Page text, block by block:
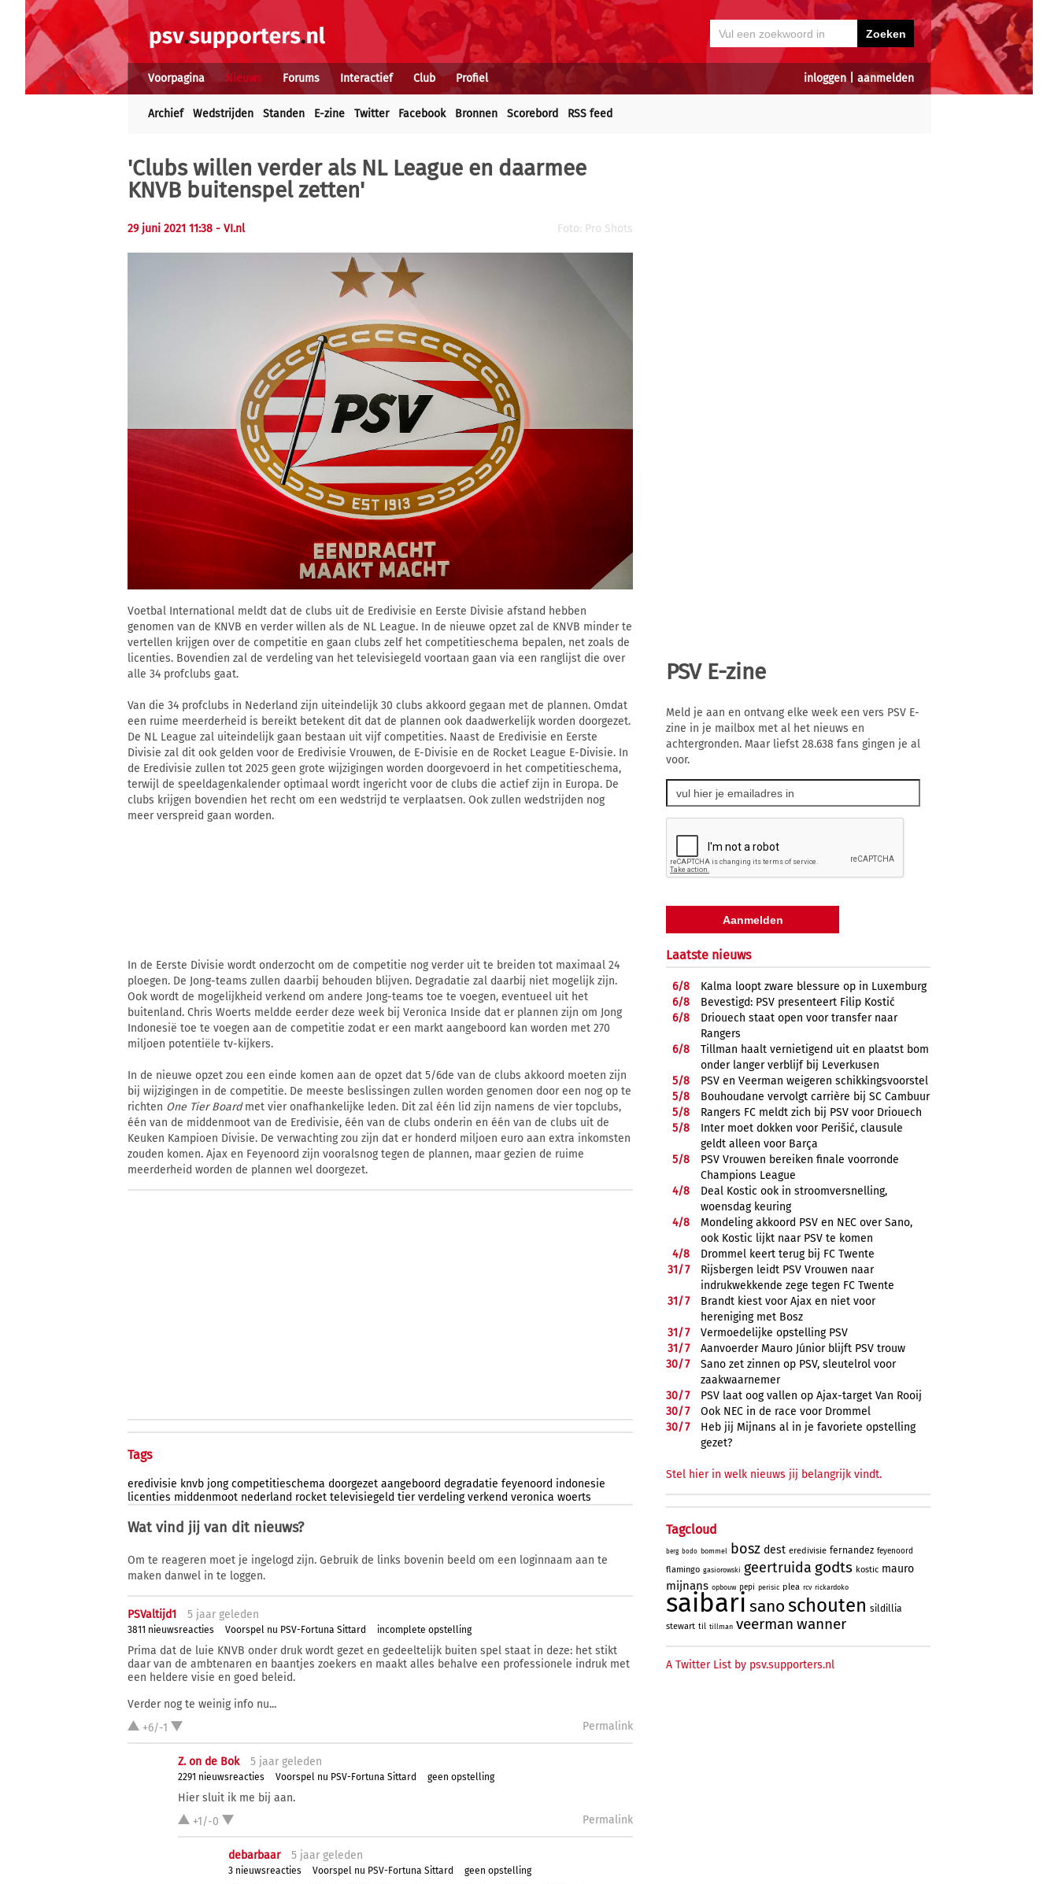
inloggen| aanmelden
Voorpagina Nieuws Forums Interactief Club Profiel
Archief Wedstrijden Standen E-zine Twitter Facebook Bronnen Scorebord RSS feed
'Clubs willen verder als NL League en daarmee
KNVB buitenspel zetten'
29 juni 2021 11:38 - VI.nl Foto: Pro Shots
Voetbal International meldt dat de clubs uit de Eredivisie en Eerste Divisie afstand hebben
genomen van de KNVB en verder willen als de NL League. In de nieuwe opzet zal de KNVB minder te
vertellen krijgen over de competitie en gaan clubs zelf het competitieschema bepalen, net zoals de
licenties. Bovendien zal de verdeling van het televisiegeld voortaan gaan via een ranglijst die over
alle 34 profclubs gaat.
Van die 34 profclubs in Nederland zijn uiteindelijk 30 clubs akkoord gegaan met de plannen. Omdat
een ruime meerderheid is bereikt betekent dit dat de plannen ook daadwerkelijk worden doorgezet.
De NL League zal uiteindelijk gaan bestaan uit vijf competities. Naast de Eredivisie en Eerste
Divisie zal dit ook gelden voor de Eredivisie Vrouwen, de E-Divisie en de Rocket League E-Divisie. In
de Eredivisie zullen tot 2025 geen grote wijzigingen worden doorgevoerd in het competitieschema,
terwijl de speeldagenkalender optimaal wordt ingericht voor de clubs die actief zijn in Europa. De
clubs krijgen bovendien het recht om een wedstrijd te verplaatsen. Ook zullen wedstrijden nog
meer verspreid gaan worden.
In de Eerste Divisie wordt onderzocht om de competitie nog verder uit te breiden tot maximaal 24
ploegen. De Jong-teams zullen daarbij behouden blijven. Degradatie zal daarbij niet mogelijk zijn.
Ook wordt de mogelijkheid verkend om andere Jong-teams toe te voegen, eventueel uit het
buitenland. Chris Woerts meldde eerder deze week bij Veronica Inside dat er plannen zijn om Jong
Indonesië toe te voegen aan de competitie zodat er een markt aangeboord kan worden met 270
miljoen potentiële tv-kijkers.
In de nieuwe opzet zou een einde komen aan de opzet dat 5/6de van de clubs akkoord moeten zijn
bij wijzigingen in de competitie. De meeste beslissingen zullen worden genomen door een nog op te
richten One Tier Boardmet vier onafhankelijke leden. Dit zal één lid zijn namens de vier topclubs,
één van de middenmoot van de Eredivisie, één van de clubs onderin en één van de clubs uit de
Keuken Kampioen Divisie. De verwachting zou zijn dat er honderd miljoen euro aan extra inkomsten
zouden komen. Ajax en Feyenoord zijn vooralsnog tegen de plannen, maar gezien de ruime
meerderheid worden de plannen wel doorgezet.
Tags
eredivisie knvb jong competitieschema doorgezet aangeboord degradatie feyenoord indonesie
licenties middenmoot nederland rocket televisiegeld tier verdeling verkend veronica woerts
Wat vind jij van dit nieuws?
Om te reageren moet je ingelogd zijn. Gebruik de links bovenin beeld om een loginnaam aan te
maken danwel in te loggen.
PSValtijd1 5 jaar geleden
3811 nieuwsreacties Voorspel nu PSV-Fortuna Sittard incomplete opstelling
Prima dat de luie KNVB onder druk wordt gezet en gedeeltelijk buiten spel staat in deze: het stikt
daar van de ambtenaren en baantjes zoekers en maakt alles behalve een professionele indruk met
een heldere visie en goed beleid.
Verder nog te weinig info nu...
+6/-1
Permalink
Z. on de Bok 5 jaar geleden
2291 nieuwsreacties Voorspel nu PSV-Fortuna Sittard geen opstelling
Hier sluit ik me bij aan.
+1/-0
Permalink
debarbaar 5 jaar geleden
3 nieuwsreacties Voorspel nu PSV-Fortuna Sittard geen opstelling
PSV E-zine
Meld je aan en ontvang elke week een vers PSV E-
zine in je mailbox met al het nieuws en
achtergronden. Maar liefst 28.638 fans gingen je al
voor.
Laatste nieuws
6/8
Kalma loopt zware blessure op in Luxemburg
6/8
Bevestigd: PSV presenteert Filip Kostić
6/8
Driouech staat open voor transfer naar
Rangers
6/8
Tillman haalt vernietigend uit en plaatst bom
onder langer verblijf bij Leverkusen
5/8
PSV en Veerman weigeren schikkingsvoorstel
5/8
Bouhoudane vervolgt carrière bij SC Cambuur
5/8
Rangers FC meldt zich bij PSV voor Driouech
5/8
Inter moet dokken voor Perišić, clausule
geldt alleen voor Barça
5/8
PSV Vrouwen bereiken finale voorronde
Champions League
4/8
Deal Kostic ook in stroomversnelling,
woensdag keuring
4/8
Mondeling akkoord PSV en NEC over Sano,
ook Kostic lijkt naar PSV te komen
4/8
Drommel keert terug bij FC Twente
31/7
Rijsbergen leidt PSV Vrouwen naar
indrukwekkende zege tegen FC Twente
31/7
Brandt kiest voor Ajax en niet voor
hereniging met Bosz
31/7
Vermoedelijke opstelling PSV
31/7
Aanvoerder Mauro Júnior blijft PSV trouw
30/7
Sano zet zinnen op PSV, sleutelrol voor
zaakwaarnemer
30/7
PSV laat oog vallen op Ajax-target Van Rooij
30/7
Ook NEC in de race voor Drommel
30/7
Heb jij Mijnans al in je favoriete opstelling
gezet?
Stel hier in welk nieuws jij belangrijk vindt.
Tagcloud
berg bodo bommel bosz dest eredivisie fernandez feyenoord
flamingo gasiorowski geertruida godts kostic mauro
mijnans opbouw pepi perisic plea rcv rickardoko
saibari sanoschouten sildillia
stewart til tillman veerman wanner
A Twitter List by psv.supporters.nl